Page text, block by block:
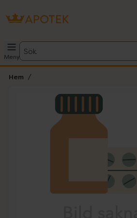
Meny
Sök
Hem
Lista: . Innehåller 1 objekt.